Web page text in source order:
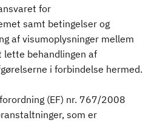
for
samt betingelser og
af visumoplysninger mellem
behandlingen af
i forbindelse hermed.
(EF) nr. 767/2008
som er